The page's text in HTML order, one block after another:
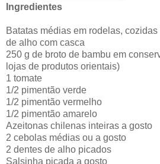
Ingredientes
Batatas médias em rodelas,
de alho com casca
250 g de broto de bambu em
lojas de produtos orientais)
1 tomate
1/2 pimentão verde
1/2 pimentão vermelho
1/2 pimentão amarelo
Azeitonas chilenas inteiras a gosto
2 cebolas médias ou a gosto
2 dentes de alho picados
Salsinha picada a gosto